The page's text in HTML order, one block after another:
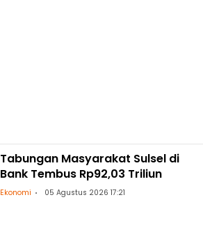
Tabungan Masyarakat Sulsel di
Bank Tembus Rp92,03 Triliun
Ekonomi 05 Agustus 2026 17:21